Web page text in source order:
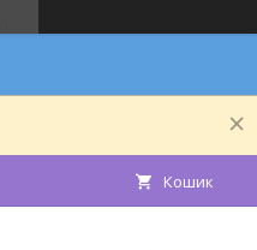
Кошик